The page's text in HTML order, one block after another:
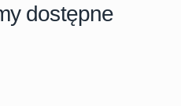
dostępne